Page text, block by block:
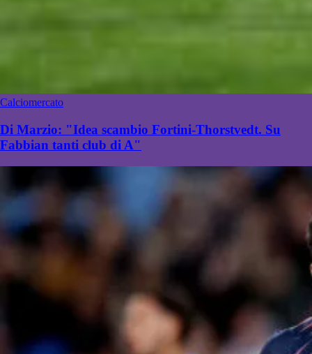
Calciomercato
Di Marzio: "Idea scambio Fortini-Thorstvedt. Su
Fabbian tanti club di A"